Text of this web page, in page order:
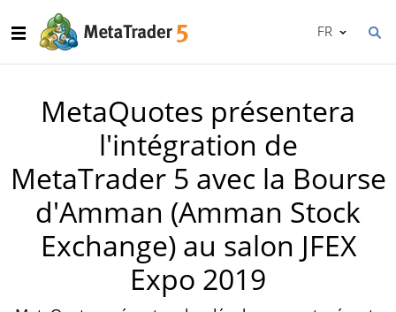
FR
MetaQuotes présentera
l'intégration de
MetaTrader 5 avec la Bourse
d'Amman (Amman Stock
Exchange) au salon JFEX
Expo 2019